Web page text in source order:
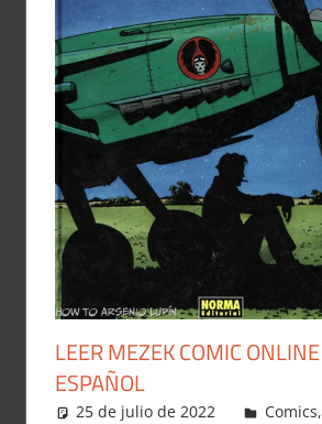
LEER MEZEK COMIC
ESPAÑOL
25 de julio de 2022 Carlitox
Comics,